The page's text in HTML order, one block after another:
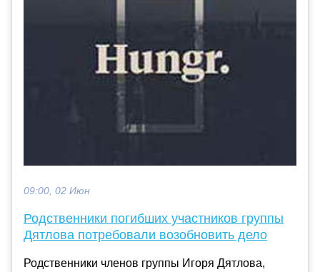
09:00, 02 Июн
Родственники погибших участников группы
Дятлова потребовали возобновить дело
Родственники членов группы Игоря Дятлова,